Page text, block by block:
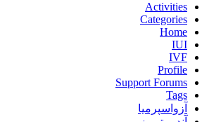
Activities
Categories
Home
IUI
IVF
Profile
Support Forums
Tags
آزواسپرمیا